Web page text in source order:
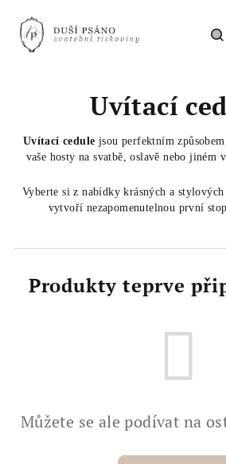
obsah
Uvítací
Uvítací cedule jsou perfektním
vaše hosty na svatbě, oslavě nebo jiném
Vyberte si z nabídky krásných a
vytvoří nezapomenutelnou první
Produkty teprve
Můžete se ale podívat na